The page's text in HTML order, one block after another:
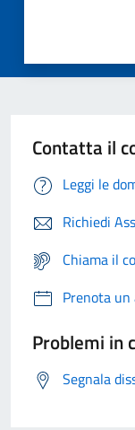
Contatta il
Leggi le
Richiedi
Chiama il
Prenota
Problemi in
Segnala